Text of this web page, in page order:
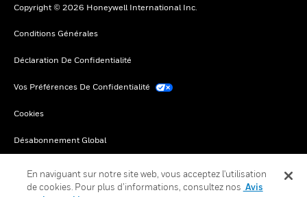
Copyright © 2026 Honeywell International Inc.
Conditions Générales
Déclaration De Confidentialité
Vos Préférences De Confidentialité
Cookies
Désabonnement Global
En naviguant sur notre site web, vous acceptez l'utilisation
de cookies. Pour plus d’informations, consultez nos Avis